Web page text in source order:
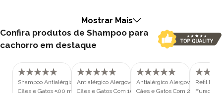
Um dos principais destaques do Allermyl é o seu ingrediente
ativo, a Piroctona Olamina, que age contra fungos e bactérias,
controlando sua proliferação e reduzindo a carga de alérgenos
que podem agravar as dermatites. Além disso, sua fórmula
contém monossacarídeos como a D-Galactose, L-Ramnose e D-
Mostrar Mais
Confira produtos de Shampoo para
cachorro em destaque
Shampoo Antialérgico Allermyl para
Cães e Gatos 500 ml
Antialérgico Alergovet C 0,7mg para
Cães e Gatos Com 10 Comprimidos
Antialérgico Alergovet C 0,7mg
Cães e Gatos Com 20
Refil
Furacão